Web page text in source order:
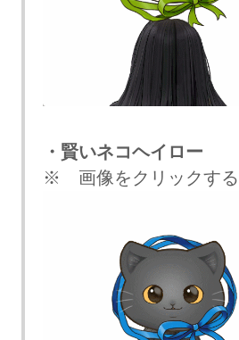
・賢いネコヘイロー
※ 画像をクリックする